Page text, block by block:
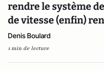
rendre le système
de vitesse (enfin)
Denis Boulard
1 min de lecture